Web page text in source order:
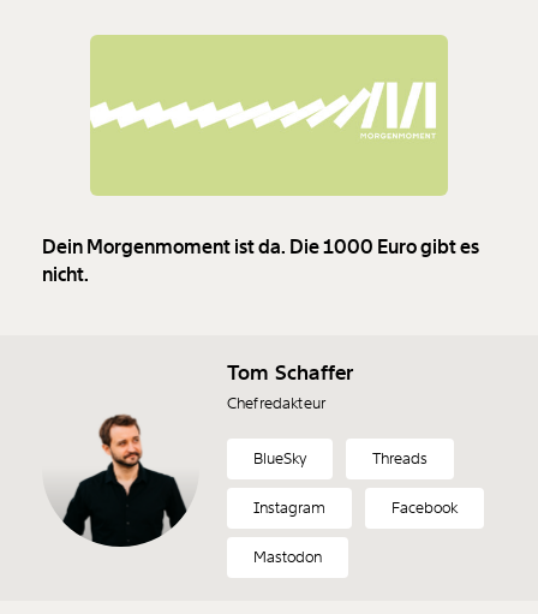
Dein Morgenmoment ist da. Die 1000 Euro gibt es
nicht.
Tom Schaffer
Chefredakteur
BlueSky Threads
Instagram Facebook
Mastodon